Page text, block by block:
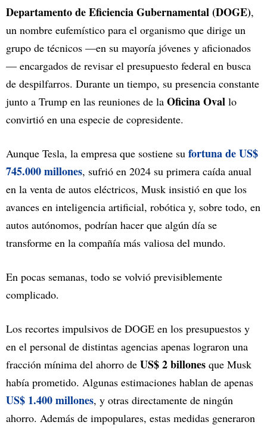
Departamento de Eficiencia Gubernamental (DOGE),
un nombre eufemístico para el organismo que dirige un
grupo de técnicos —en su mayoría jóvenes y aficionados
— encargados de revisar el presupuesto federal en busca
de despilfarros. Durante un tiempo, su presencia constante
junto a Trump en las reuniones de la Oficina Oval lo
convirtió en una especie de copresidente.
Aunque Tesla, la empresa que sostiene su fortuna de US$
745.000 millones, sufrió en 2024 su primera caída anual
en la venta de autos eléctricos, Musk insistió en que los
avances en inteligencia artificial, robótica y, sobre todo, en
autos autónomos, podrían hacer que algún día se
transforme en la compañía más valiosa del mundo.
En pocas semanas, todo se volvió previsiblemente
complicado.
Los recortes impulsivos de DOGE en los presupuestos y
en el personal de distintas agencias apenas lograron una
fracción mínima del ahorro de US$ 2 billones que Musk
había prometido. Algunas estimaciones hablan de apenas
US$ 1.400 millones, y otras directamente de ningún
ahorro. Además de impopulares, estas medidas generaron